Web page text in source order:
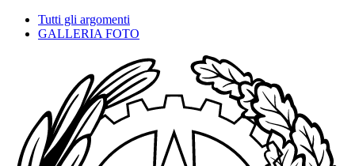
Tutti gli argomenti
GALLERIA FOTO